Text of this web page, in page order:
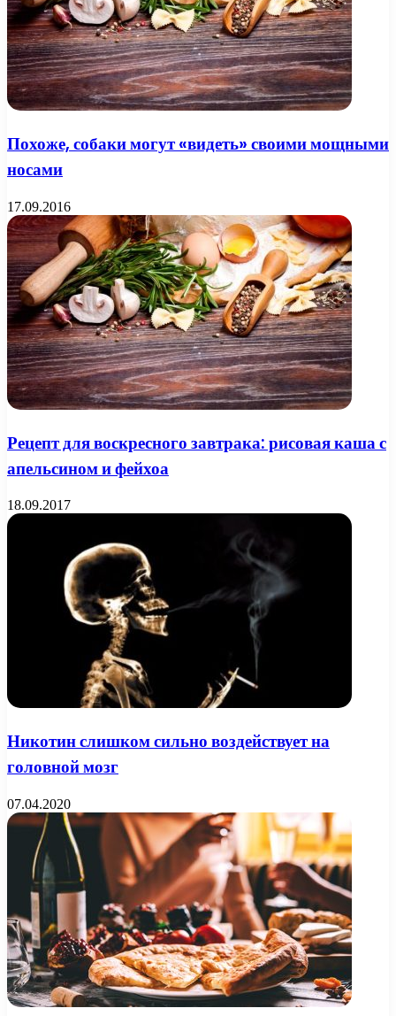
Похоже, собаки могут «видеть» своими мощными
носами
17.09.2016
Рецепт для воскресного завтрака: рисовая каша с
апельсином и фейхоа
18.09.2017
Никотин слишком сильно воздействует на
головной мозг
07.04.2020